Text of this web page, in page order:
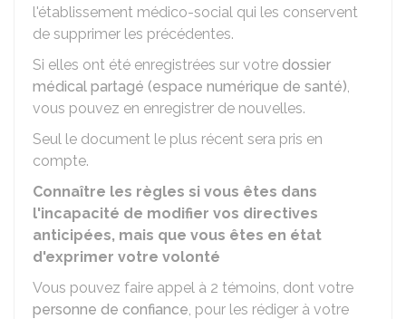
l'établissement médico-social qui les conservent
de supprimer les précédentes.
Si elles ont été enregistrées sur votre dossier
médical partagé (espace numérique de santé),
vous pouvez en enregistrer de nouvelles.
Seul le document le plus récent sera pris en
compte.
Connaître les règles si vous êtes dans
l'incapacité de modifier vos directives
anticipées, mais que vous êtes en état
d'exprimer votre volonté
Vous pouvez faire appel à 2 témoins, dont votre
personne de confiance, pour les rédiger à votre